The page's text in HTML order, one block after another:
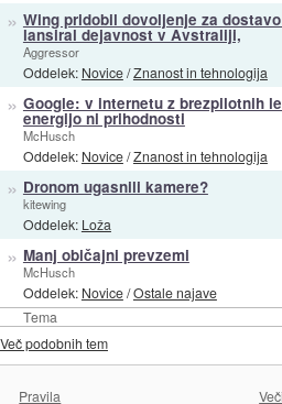
Tema
» Wing pridobil dovoljenje za
lansiral dejavnost v Avstraliji,
Aggressor
Oddelek: Novice/Znanost in tehnologija
» Google: v internetu z brezpilotnih
energijo ni prihodnosti
McHusch
Oddelek: Novice/Znanost in tehnologija
» Dronom ugasnili kamere?
kitewing
Oddelek: Loža
» Manj običajni prevzemi
McHusch
Oddelek: Novice/Ostale najave
Več podobnih tem
Pravila